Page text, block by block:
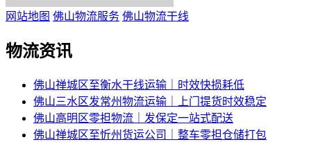
网站地图 佛山物流服务 佛山物流干线
物流资讯
佛山禅城区至衡水干线运输｜时效快损耗低
佛山三水区发常州物流运输｜上门提货时效稳定
佛山高明区零担物流｜发保定一站式配送
佛山禅城区至忻州货运公司｜整车零担仓储打包